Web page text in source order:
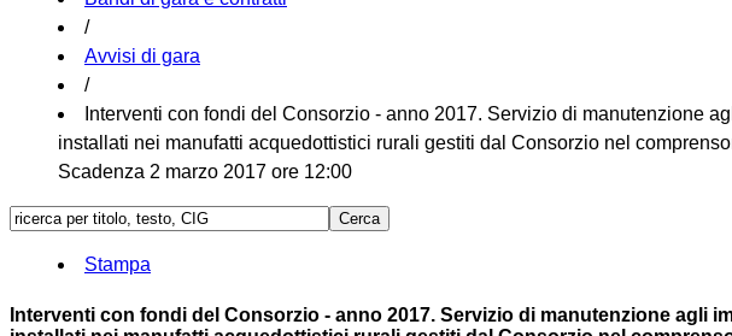
/
Avvisi di gara
/
Interventi con fondi del Consorzio - anno 2017. Servizio di manutenzione
installati nei manufatti acquedottistici rurali gestiti dal Consorzio nel
Scadenza 2 marzo 2017 ore 12:00
Stampa
Interventi con fondi del Consorzio - anno 2017. Servizio di manutenzione agli